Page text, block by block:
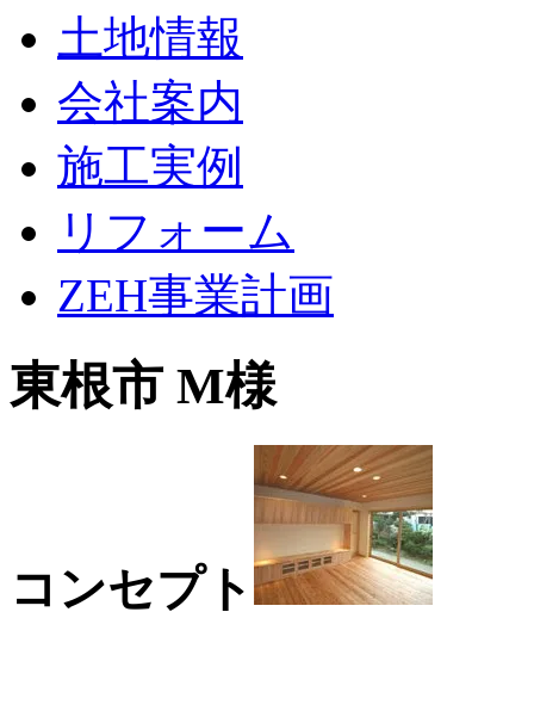
土地情報
会社案内
施工実例
リフォーム
ZEH事業計画
東根市 M様
コンセプト